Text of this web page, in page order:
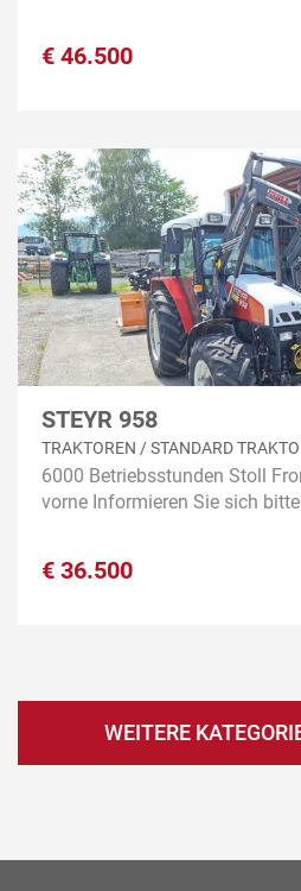
€ 46.500
STEYR 958
TRAKTOREN / STANDARD
6000 Betriebsstunden Stoll
vorne Informieren Sie sich
€ 36.500
WEITERE